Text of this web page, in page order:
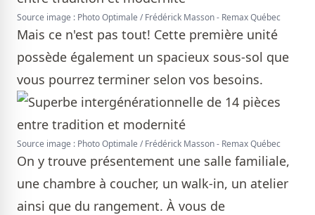
Source image : Photo Optimale / Frédérick Masson - Remax Québec
Mais ce n'est pas tout! Cette première unité
possède également un spacieux sous-sol que
vous pourrez terminer selon vos besoins.
Source image : Photo Optimale / Frédérick Masson - Remax Québec
On y trouve présentement une salle familiale,
une chambre à coucher, un walk-in, un atelier
ainsi que du rangement. À vous de